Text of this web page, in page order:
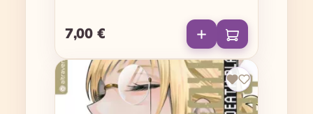
Regulärer Preis:
7,00 €